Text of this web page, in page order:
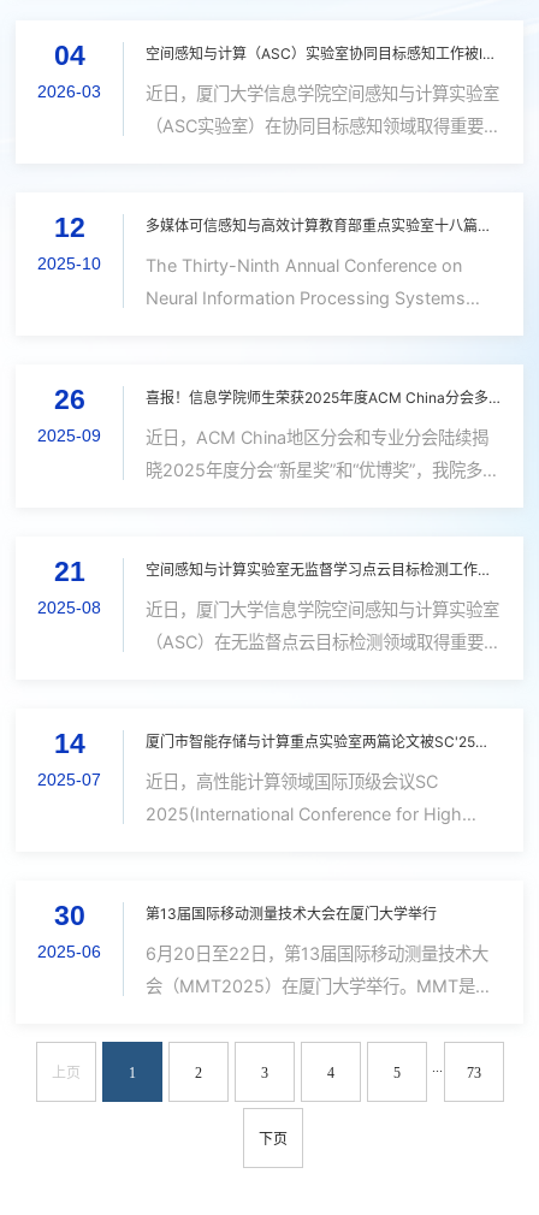
表的论文迄今为止不足25篇论文。该研究是厦
届 USENIX Symposium on Operating
Systems Design and Implementation（OSDI
2026）录用。OSDI 是系统领域最具影响力的
式系统及系统软件等方向的前沿研究。该研究是
文。...
04
2026-03
空间感知与计算（ASC）实验室协同目标感知工作被IEEE TPAMI接收
近日，厦门大学信息学院空间感知与计算实验室
（ASC实验室）在协同目标感知领域取得重要研
（通讯作者）、王程教授共同合作完成的论文
“DOtA++: Unsupervisely and Collaboratively
Detect Objects from Multi-Agent
Transactions on Pattern Analysis and
12
2025-10
多媒体可信感知与高效计算教育部重点实验室十八篇论文被NeurIPS 2025 录用
The Thirty-Ninth Annual Conference on
Neural Information Processing Systems
三大国际会议(NeurIPS、ICML、ICLR)之一，
CCF A类会议。NeurIPS 2025分别将于2025
年11月30日-12月5日在墨西哥墨西哥城以及
2025年12月2日-12月7日在美国圣地亚哥举
厦门大学多媒体可信感知与高效计算教育部重点
26
2025-09
喜报！信息学院师生荣获2025年度ACM China分会多个奖项
近日，ACM China地区分会和专业分会陆续揭
晓2025年度分会“新星奖”和“优博奖”，我院多名
出，具体获奖情况如下：奖项姓名2025 ACM
SIGCSE 中国“优博奖”宋庆禹2025 ACM
SIGSAC 中国“优博奖”刘天天2025 ACM China
奖”杜春锋（博士毕业生，导师：吴素贞，...
21
2025-08
空间感知与计算实验室无监督学习点云目标检测工作被IEEE TPAMI录用
近日，厦门大学信息学院空间感知与计算实验室
（ASC）在无监督点云目标检测领域取得重要进
中文大学（深圳）蒋理助理教授、美国Texas
A&M Xin Li教授、王程教授合作完成的论文
“Unsupervised 3D Object Detection by
Machine Intelligence》（IEEE TPAMI）录
14
2025-07
厦门市智能存储与计算重点实验室两篇论文被SC'25接收，一篇获最佳学生论文提名
近日，高性能计算领域国际顶级会议SC
2025(International Conference for High
厦门市智能存储与计算重点实验室2篇论文被录
用，其中一篇获得了最佳学生论文提名。SC由
美国计算机协会（ACM）与美国电气电子工程
性能计算领域公认的年度顶级盛会，是中国计算
机学会CCF推荐的A类国际会议。SC 2025会议
共收到643篇投稿，...
30
2025-06
第13届国际移动测量技术大会在厦门大学举行
6月20日至22日，第13届国际移动测量技术大
会（MMT2025）在厦门大学举行。MMT是国
院陈军院士，ISPRS前任主席、德国汉诺威莱布
尼茨大学Christian Heipke教授，ISPRS副主
席、法国国家地理信息研究所副主任Nicolas
上页 1 2 3 4 5 ... 73
下页